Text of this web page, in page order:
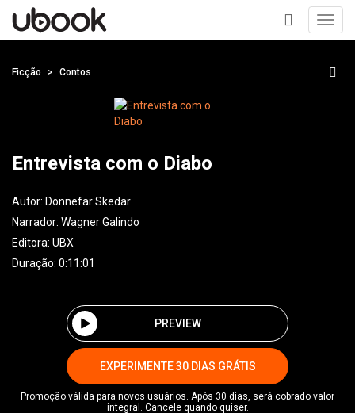
+
Ficção Contos
Entrevista com o Diabo
Autor: Donnefar Skedar
Narrador: Wagner Galindo
Editora: UBX
Duração: 0:11:01
PREVIEW
EXPERIMENTE 30 DIAS GRÁTIS
Promoção válida para novos usuários. Após 30 dias, será cobrado valor
integral. Cancele quando quiser.